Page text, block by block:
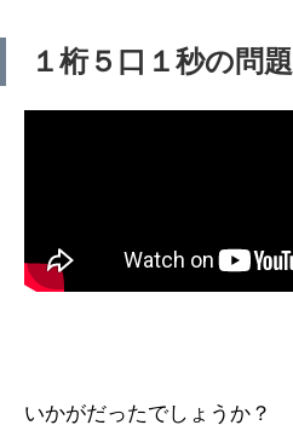
１桁５口１秒の問題
いかがだったでしょうか？